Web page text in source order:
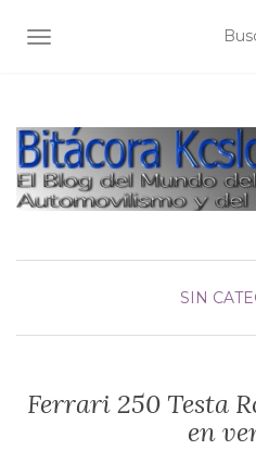
ALTERNAR NAVEGACIÓN
SIN
Ferrari 250 Testa
en